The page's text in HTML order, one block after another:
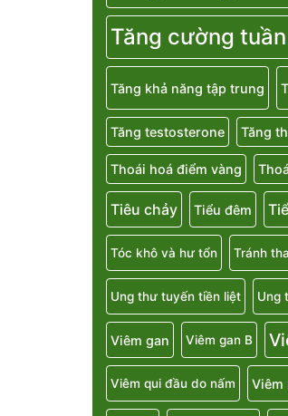
Tăng cường
Tăng khả năng tập trung
Tăng testosterone Tăng
Thoái hoá điểm vàng
Tiêu chảy Tiểu đêm
Tóc khô và hư tổn Tránh
Ung thư tuyến tiền liệt Ung
Viêm gan Viêm gan B
Viêm qui đầu do nấm Viêm